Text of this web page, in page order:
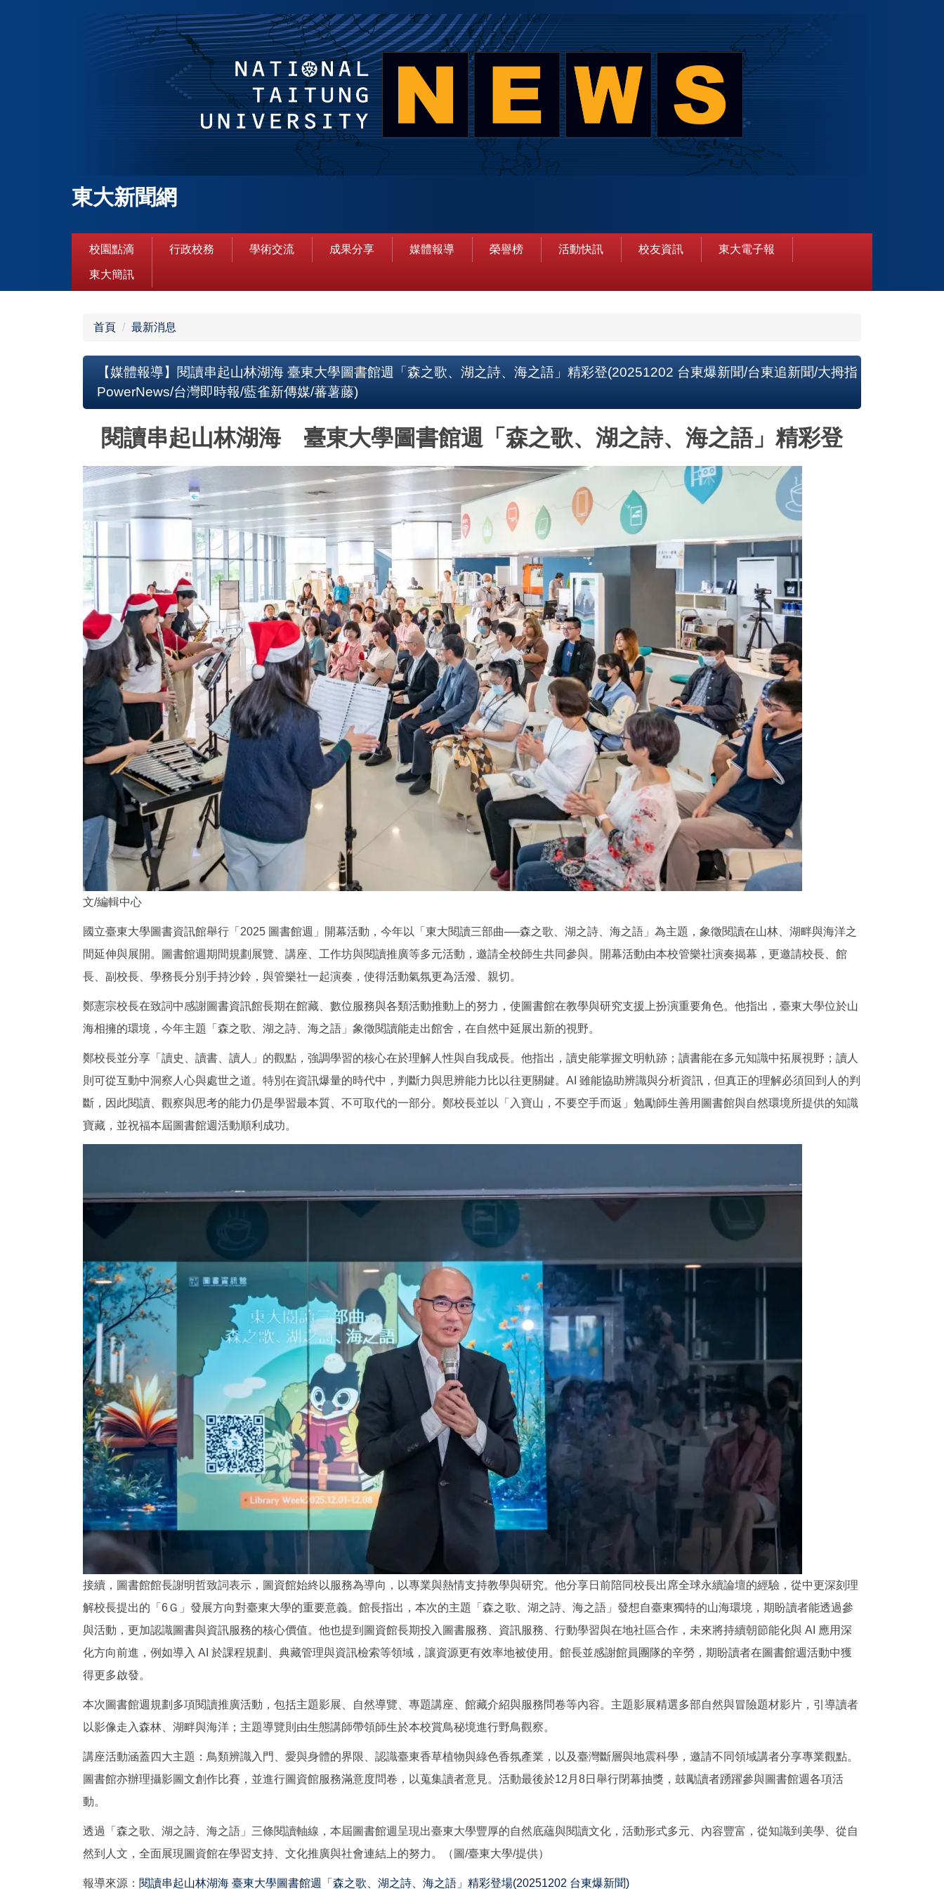
東大新聞網
校園點滴 行政校務 學術交流 成果分享 媒體報導 榮譽榜 活動快訊 校友資訊 東大電子報
東大簡訊
首頁 最新消息
【媒體報導】閱讀串起山林湖海 臺東大學圖書館週「森之歌、湖之詩、海之語」精彩登(20251202 台東爆新聞/台東追新聞/大拇指
PowerNews/台灣即時報/藍雀新傳媒/蕃薯藤)
閱讀串起山林湖海 臺東大學圖書館週「森之歌、湖之詩、海之語」精彩登
文/編輯中心
國立臺東大學圖書資訊館舉行「2025 圖書館週」開幕活動，今年以「東大閱讀三部曲──森之歌、湖之詩、海之語」為主題，象徵閱讀在山林、湖畔與海洋之
間延伸與展開。圖書館週期間規劃展覽、講座、工作坊與閱讀推廣等多元活動，邀請全校師生共同參與。開幕活動由本校管樂社演奏揭幕，更邀請校長、館
長、副校長、學務長分別手持沙鈴，與管樂社一起演奏，使得活動氣氛更為活潑、親切。
鄭憲宗校長在致詞中感謝圖書資訊館長期在館藏、數位服務與各類活動推動上的努力，使圖書館在教學與研究支援上扮演重要角色。他指出，臺東大學位於山
海相擁的環境，今年主題「森之歌、湖之詩、海之語」象徵閱讀能走出館舍，在自然中延展出新的視野。
鄭校長並分享「讀史、讀書、讀人」的觀點，強調學習的核心在於理解人性與自我成長。他指出，讀史能掌握文明軌跡；讀書能在多元知識中拓展視野；讀人
則可從互動中洞察人心與處世之道。特別在資訊爆量的時代中，判斷力與思辨能力比以往更關鍵。AI 雖能協助辨識與分析資訊，但真正的理解必須回到人的判
斷，因此閱讀、觀察與思考的能力仍是學習最本質、不可取代的一部分。鄭校長並以「入寶山，不要空手而返」勉勵師生善用圖書館與自然環境所提供的知識
寶藏，並祝福本屆圖書館週活動順利成功。
接續，圖書館館長謝明哲致詞表示，圖資館始終以服務為導向，以專業與熱情支持教學與研究。他分享日前陪同校長出席全球永續論壇的經驗，從中更深刻理
解校長提出的「6Ｇ」發展方向對臺東大學的重要意義。館長指出，本次的主題「森之歌、湖之詩、海之語」發想自臺東獨特的山海環境，期盼讀者能透過參
與活動，更加認識圖書與資訊服務的核心價值。他也提到圖資館長期投入圖書服務、資訊服務、行動學習與在地社區合作，未來將持續朝節能化與 AI 應用深
化方向前進，例如導入 AI 於課程規劃、典藏管理與資訊檢索等領域，讓資源更有效率地被使用。館長並感謝館員團隊的辛勞，期盼讀者在圖書館週活動中獲
得更多啟發。
本次圖書館週規劃多項閱讀推廣活動，包括主題影展、自然導覽、專題講座、館藏介紹與服務問卷等內容。主題影展精選多部自然與冒險題材影片，引導讀者
以影像走入森林、湖畔與海洋；主題導覽則由生態講師帶領師生於本校賞鳥秘境進行野鳥觀察。
講座活動涵蓋四大主題：鳥類辨識入門、愛與身體的界限、認識臺東香草植物與綠色香氛產業，以及臺灣斷層與地震科學，邀請不同領域講者分享專業觀點。
圖書館亦辦理攝影圖文創作比賽，並進行圖資館服務滿意度問卷，以蒐集讀者意見。活動最後於12月8日舉行閉幕抽獎，鼓勵讀者踴躍參與圖書館週各項活
動。
透過「森之歌、湖之詩、海之語」三條閱讀軸線，本屆圖書館週呈現出臺東大學豐厚的自然底蘊與閱讀文化，活動形式多元、內容豐富，從知識到美學、從自
然到人文，全面展現圖資館在學習支持、文化推廣與社會連結上的努力。（圖/臺東大學/提供）
報導來源： 閱讀串起山林湖海 臺東大學圖書館週「森之歌、湖之詩、海之語」精彩登場(20251202 台東爆新聞)